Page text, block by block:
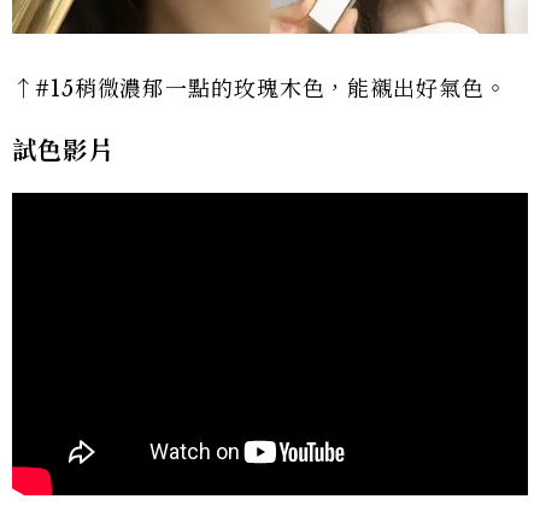
↑#15稍微濃郁一點的玫瑰木色，能襯出好氣色。
試色影片